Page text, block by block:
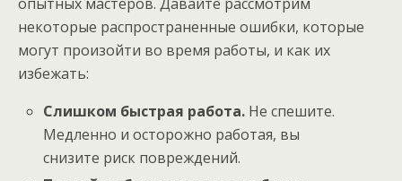
некоторые распространенные ошибки, которые
могут произойти во время работы, и как их
избежать:
Слишком быстрая работа. Не спешите.
Медленно и осторожно работая, вы
снизите риск повреждений.